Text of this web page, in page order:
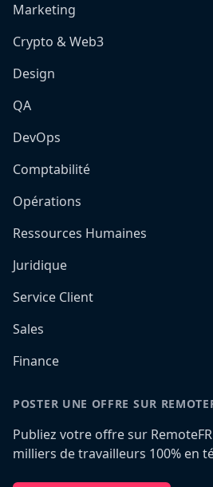
Marketing
Crypto & Web3
Design
QA
DevOps
Comptabilité
Opérations
Ressources Humaines
Juridique
Service Client
Sales
Finance
POSTER UNE OFFRE SUR
Publiez votre offre sur
milliers de travailleurs 100% en